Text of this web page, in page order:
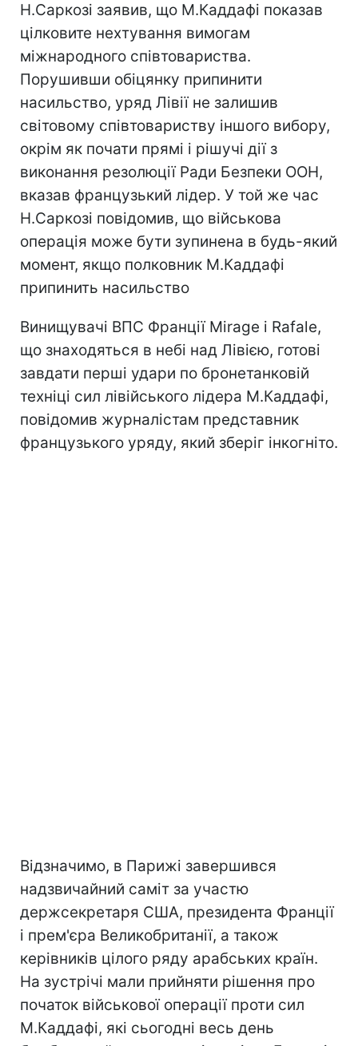
Н.Саркозі заявив, що М.Каддафі показав
цілковите нехтування вимогам
міжнародного співтовариства.
Порушивши обіцянку припинити
насильство, уряд Лівії не залишив
світовому співтовариству іншого вибору,
окрім як почати прямі і рішучі дії з
виконання резолюції Ради Безпеки ООН,
вказав французький лідер. У той же час
Н.Саркозі повідомив, що військова
операція може бути зупинена в будь-який
момент, якщо полковник М.Каддафі
припинить насильство
Винищувачі ВПС Франції Mirage і Rafale,
що знаходяться в небі над Лівією, готові
завдати перші удари по бронетанковій
техніці сил лівійського лідера М.Каддафі,
повідомив журналістам представник
французького уряду, який зберіг інкогніто.
Відзначимо, в Парижі завершився
надзвичайний саміт за участю
держсекретаря США, президента Франції
і прем'єра Великобританії, а також
керівників цілого ряду арабських країн.
На зустрічі мали прийняти рішення про
початок військової операції проти сил
М.Каддафі, які сьогодні весь день